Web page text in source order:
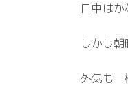
日中はか
しかし
外気も一